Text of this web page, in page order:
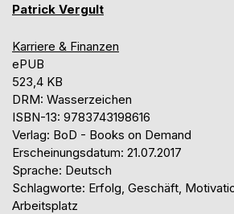
Patrick Vergult
Karriere & Finanzen
ePUB
523,4 KB
DRM: Wasserzeichen
ISBN-13: 9783743198616
Verlag: BoD - Books on Demand
Erscheinungsdatum: 21.07.2017
Sprache: Deutsch
Schlagworte: Erfolg, Geschäft,
Arbeitsplatz